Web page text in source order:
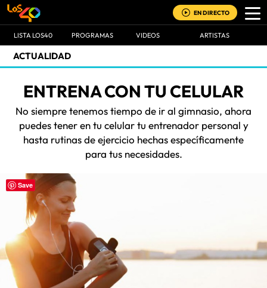
EN DIRECTO
LISTA LOS40 PROGRAMAS VIDEOS ARTISTAS
ACTUALIDAD
ENTRENA CON TU CELULAR
No siempre tenemos tiempo de ir al gimnasio, ahora
puedes tener en tu celular tu entrenador personal y
hasta rutinas de ejercicio hechas específicamente
para tus necesidades.
Save